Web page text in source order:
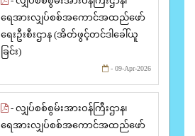
ရေအားလျှပ်စစ်အကောင်အထည်ဖော်
ရေးဦးစီးဌာန (အိတ်ဖွင့်တင်ဒါခေါ်ယူ
ခြင်း)
- 09-Apr-2026
- လျှပ်စစ်စွမ်းအားဝန်ကြီးဌာန၊
ရေအားလျှပ်စစ်အကောင်အထည်ဖော်